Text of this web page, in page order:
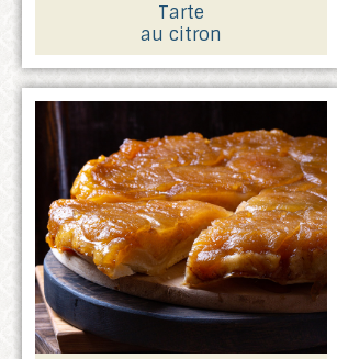
Tarte
au citron